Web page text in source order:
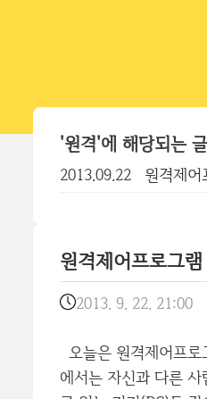
'원격'에 해당되는
2013.09.22 원격제
원격제어프로그
2013. 9. 22. 21:00
오늘은 원격제어프
에서는 자신과 다른